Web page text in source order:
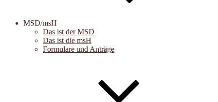
MSD/msH
Das ist der MSD
Das ist die msH
Formulare und Anträge